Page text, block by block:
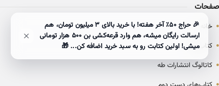
صفحات
• خانه
• کتاب‌ها
• کاتالوگ انتشارات طه
🎉 حراج ۵۰٪ آخر هفته! با خرید بالای 3 میلیون تومان، هم
ارسالت رایگان میشه، هم وارد قرعه‌کشی بن ۵۰۰ هزار تومانی
میشی! اولین کتابت رو به سبد خرید اضافه کن... 🎁